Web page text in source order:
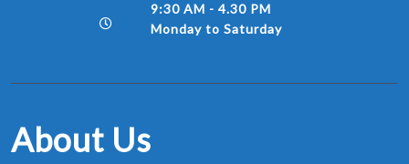
9:30 AM - 4.30 PM
Monday to Saturday
About Us